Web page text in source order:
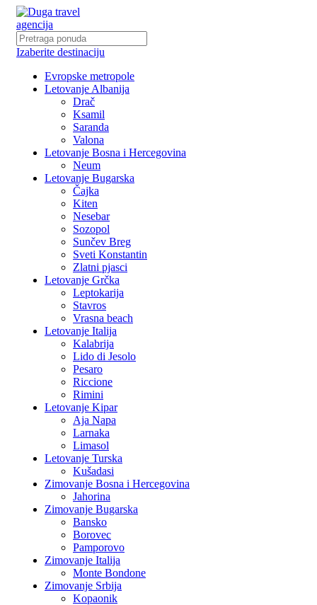
Izaberite destinaciju
Evropske metropole
Letovanje Albanija
Drač
Ksamil
Saranda
Valona
Letovanje Bosna i Hercegovina
Neum
Letovanje Bugarska
Čajka
Kiten
Nesebar
Sozopol
Sunčev Breg
Sveti Konstantin
Zlatni pjasci
Letovanje Grčka
Leptokarija
Stavros
Vrasna beach
Letovanje Italija
Kalabrija
Lido di Jesolo
Pesaro
Riccione
Rimini
Letovanje Kipar
Aja Napa
Larnaka
Limasol
Letovanje Turska
Kušadasi
Zimovanje Bosna i Hercegovina
Jahorina
Zimovanje Bugarska
Bansko
Borovec
Pamporovo
Zimovanje Italija
Monte Bondone
Zimovanje Srbija
Kopaonik